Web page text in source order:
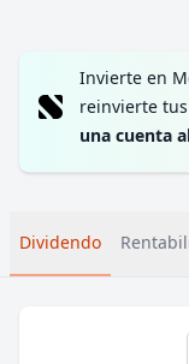
Invierte en
reinvierte
una cuenta
Dividendo